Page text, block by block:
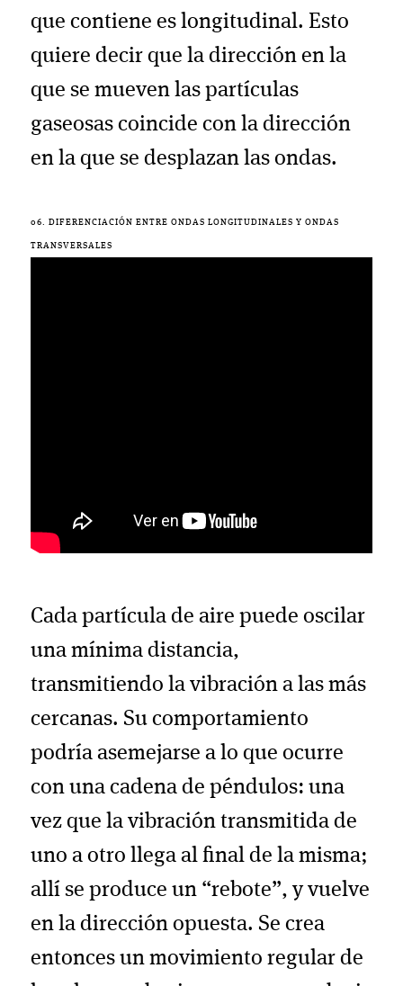
que contiene es longitudinal. Esto
quiere decir que la dirección en la
que se mueven las partículas
gaseosas coincide con la dirección
en la que se desplazan las ondas.
06. DIFERENCIACIÓN ENTRE ONDAS LONGITUDINALES Y ONDAS
TRANSVERSALES
Cada partícula de aire puede oscilar
una mínima distancia,
transmitiendo la vibración a las más
cercanas. Su comportamiento
podría asemejarse a lo que ocurre
con una cadena de péndulos: una
vez que la vibración transmitida de
uno a otro llega al final de la misma;
allí se produce un “rebote”, y vuelve
en la dirección opuesta. Se crea
entonces un movimiento regular de